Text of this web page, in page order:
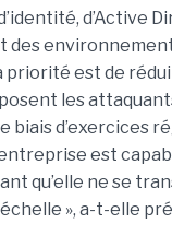
d’Active
des
priorité est de
les
biais d’exercices
est
qu’elle ne se
», a-t-elle